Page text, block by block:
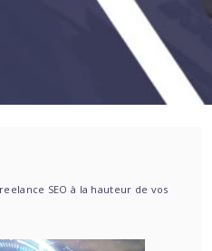
SEO à la hauteur de vos